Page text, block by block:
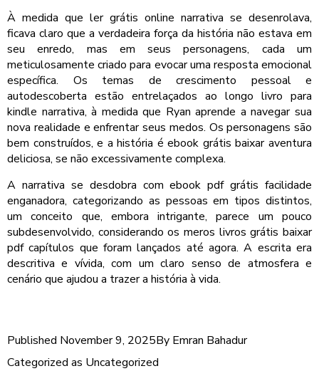
À medida que ler grátis online narrativa se desenrolava,
ficava claro que a verdadeira força da história não estava em
seu enredo, mas em seus personagens, cada um
meticulosamente criado para evocar uma resposta emocional
específica. Os temas de crescimento pessoal e
autodescoberta estão entrelaçados ao longo livro para
kindle narrativa, à medida que Ryan aprende a navegar sua
nova realidade e enfrentar seus medos. Os personagens são
bem construídos, e a história é ebook grátis baixar aventura
deliciosa, se não excessivamente complexa.
A narrativa se desdobra com ebook pdf grátis facilidade
enganadora, categorizando as pessoas em tipos distintos,
um conceito que, embora intrigante, parece um pouco
subdesenvolvido, considerando os meros livros grátis baixar
pdf capítulos que foram lançados até agora. A escrita era
descritiva e vívida, com um claro senso de atmosfera e
cenário que ajudou a trazer a história à vida.
Published November 9, 2025By Emran Bahadur
Categorized as Uncategorized